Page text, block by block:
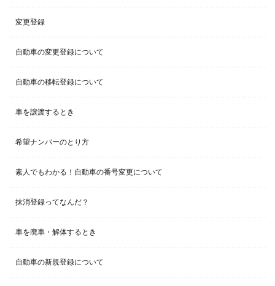
変更登録
自動車の変更登録について
自動車の移転登録について
車を譲渡するとき
希望ナンバーのとり方
素人でもわかる！自動車の番号変更について
抹消登録ってなんだ？
車を廃車・解体するとき
自動車の新規登録について